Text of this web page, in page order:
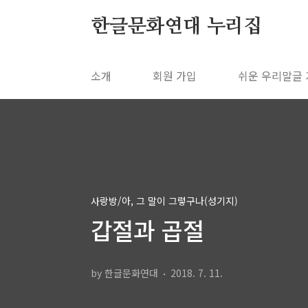
한글문화연대 누리집
소개 회원 가입 쉬운 우리말글
사랑방/아, 그 말이 그렇구나(성기지)
갑절과 곱절
by 한글문화연대 2018. 7. 11.